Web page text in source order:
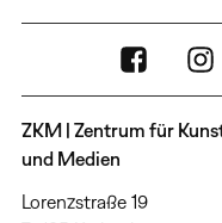
ZKM | Zentrum für
und Medien
Lorenzstraße 19